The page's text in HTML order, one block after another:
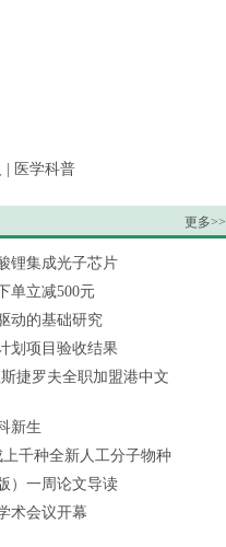
医学科普
更多>>
锂集成光子芯片
单立减500元
动的基础研究
划项目验收结果
捷罗夫全职加盟港中文
新生
千种全新人工分子物种
）一周论文导读
术会议开幕